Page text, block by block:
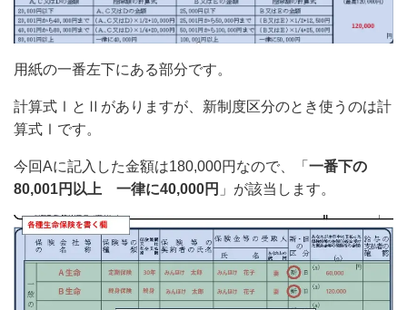
用紙の一番左下にある部分です。
計算式ⅠとⅡがありますが、新制度区分のとき使うのは計
算式Ⅰです。
今回Aに記入した金額は180,000円なので、「 一番下の
80,001円以上 一律に40,000円 」が該当します。